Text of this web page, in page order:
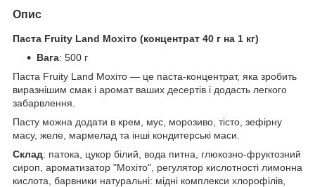
Опис
Паста Fruity Land Мохіто (концентрат 40 г на 1 кг)
Вага: 500 г
Паста Fruity Land Мохіто — це паста-концентрат, яка зробить
виразнішим смак і аромат ваших десертів і додасть легкого
забарвлення.
Пасту можна додати в крем, мус, морозиво, тісто, зефірну
масу, желе, мармелад та інші кондитерські маси.
Склад: патока, цукор білий, вода питна, глюкозно-фруктозний
сироп, ароматизатор "Мохіто", регулятор кислотності лимонна
кислота, барвники натуральні: мідні комплекси хлорофілів,